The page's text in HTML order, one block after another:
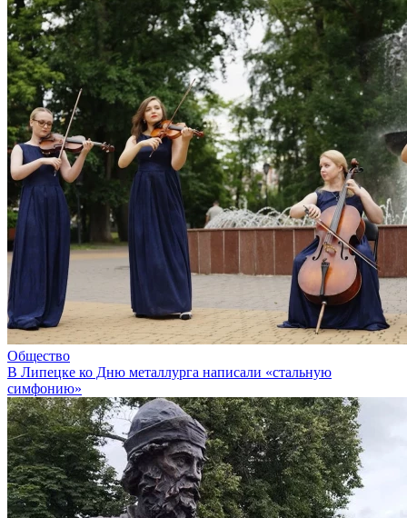
Общество
В Липецке ко Дню металлурга написали «стальную
симфонию»